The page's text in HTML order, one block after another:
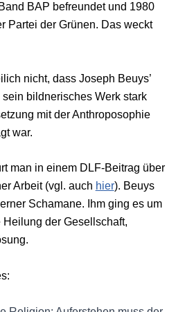
BAP befreundet und 1980
Partei der Grünen. Das weckt
nicht, dass Joseph Beuys’
bildnerisches Werk stark
mit der Anthroposophie
war.
man in einem DLF-Beitrag über
Arbeit (vgl. auch hier). Beuys
Schamane. Ihm ging es um
der Gesellschaft,